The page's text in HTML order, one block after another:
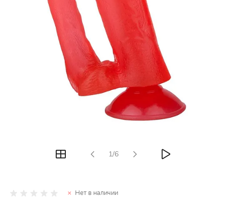
1/6
Нет в наличии